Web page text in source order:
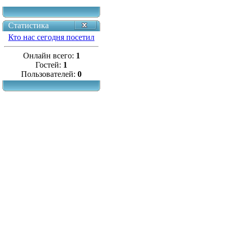
Статистика
Кто нас сегодня посетил
Онлайн всего: 1
Гостей: 1
Пользователей: 0